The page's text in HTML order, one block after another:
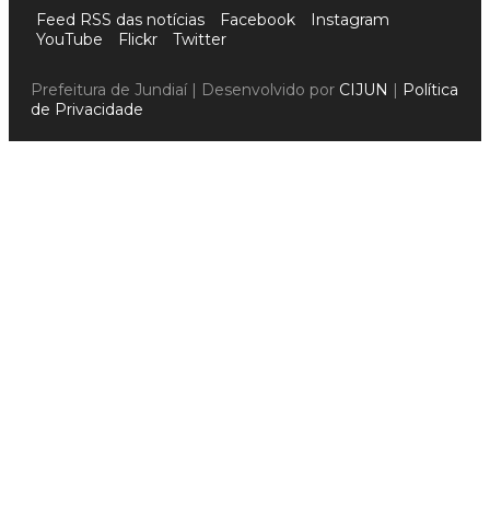
Feed RSS das notícias Facebook
Instagram
YouTube
Flickr Twitter
Prefeitura de Jundiaí | Desenvolvido por CIJUN | Política
de Privacidade